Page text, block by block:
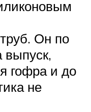
Он по
выпуск,
гофра и до
не